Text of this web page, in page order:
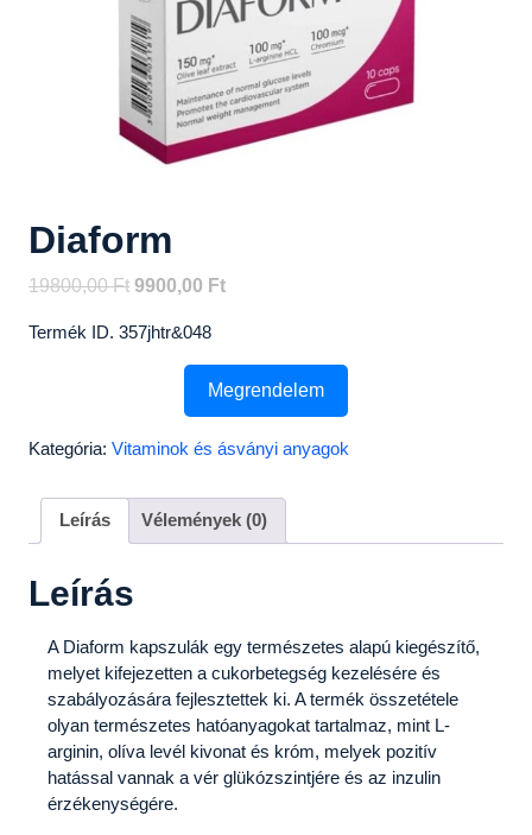
Diaform
19800,00Ft Original
was:
19800,00 Ft.
9900,00 FtCurrent
9900,00 Ft.
Termék ID. 357jhtr&048
Megrendelem
Kategória: Vitaminok és ásványi anyagok
Leírás Vélemények (0)
Leírás
A Diaform kapszulák egy természetes alapú kiegészítő,
melyet kifejezetten a cukorbetegség kezelésére és
szabályozására fejlesztettek ki. A termék összetétele
olyan természetes hatóanyagokat tartalmaz, mint L-
arginin, olíva levél kivonat és króm, melyek pozitív
hatással vannak a vér glükózszintjére és az inzulin
érzékenységére.